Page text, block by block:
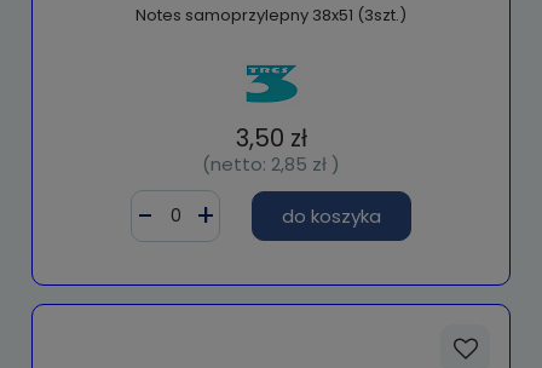
Notes samoprzylepny 38x51 (3szt.)
3,50 zł
(netto: 2,85 zł )
do koszyka